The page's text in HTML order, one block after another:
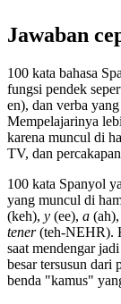
Jawaban
100 kata bahasa
fungsi pendek
en), dan verba
Mempelajarinya
karena muncul di
TV, dan
100 kata Spanyol
yang muncul di
(keh), y (ee), a
tener(teh-NEHR).
saat mendengar
besar tersusun dari
benda "kamus"